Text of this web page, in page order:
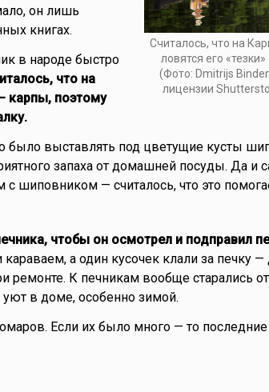
Считалось, что на
ловятся его
(Фото: Dmitrijs
лицензии
он лишь
книгах.
в народе быстро
что на
карпы, поэтому
было выставлять под цветущие кусты
запаха от домашней посуды. Да и
шиповником — считалось, что это
чтобы он осмотрел и подправил
а один кусочек клали за печку —
ремонте. К печникам вообще старались
в доме, особенно зимой.
Если их было много — то